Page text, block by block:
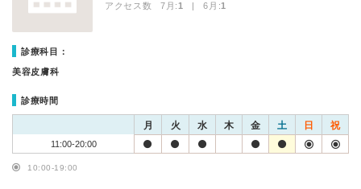
アクセス数 7月:1 | 6月:1
診療科目：
美容皮膚科
診療時間
月 火 水 木 金 土 日 祝
11:00-20:00
10:00-19:00